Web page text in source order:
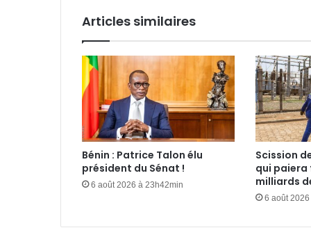
Articles similaires
Bénin : Patrice Talon élu
président du Sénat !
6 août 2026 à 23h42min
Scission
qui paiera
milliards
6 août